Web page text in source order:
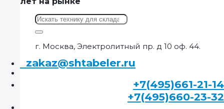
Искать:
г. Москва, Электролитный пр. д 10 оф. 44.
zakaz@shtabeler.ru
+7(495)661-21-14
+7(495)660-23-32